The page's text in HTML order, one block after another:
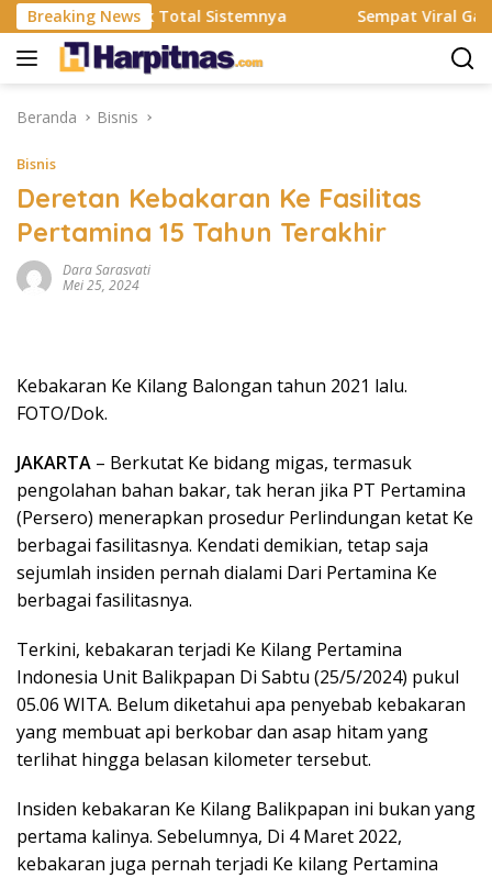
Langsung
ke
konten
Breaking News
Rombak Total Sistemnya Sempat Viral Gaya ASI
Beranda Bisnis
Bisnis
Deretan Kebakaran Ke Fasilitas
Pertamina 15 Tahun Terakhir
Dara Sarasvati
Mei 25, 2024
Kebakaran Ke Kilang Balongan tahun 2021 lalu.
FOTO/Dok.
JAKARTA – Berkutat Ke bidang migas, termasuk
pengolahan bahan bakar, tak heran jika PT Pertamina
(Persero) menerapkan prosedur Perlindungan ketat Ke
berbagai fasilitasnya. Kendati demikian, tetap saja
sejumlah insiden pernah dialami Dari Pertamina Ke
berbagai fasilitasnya.
Terkini, kebakaran terjadi Ke Kilang Pertamina
Indonesia Unit Balikpapan Di Sabtu (25/5/2024) pukul
05.06 WITA. Belum diketahui apa penyebab kebakaran
yang membuat api berkobar dan asap hitam yang
terlihat hingga belasan kilometer tersebut.
Insiden kebakaran Ke Kilang Balikpapan ini bukan yang
pertama kalinya. Sebelumnya, Di 4 Maret 2022,
kebakaran juga pernah terjadi Ke kilang Pertamina